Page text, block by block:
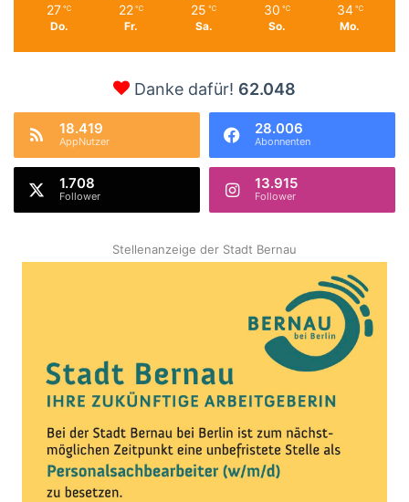
27 ℃
Do.
22 ℃
Fr.
25 ℃
Sa.
30 ℃
So.
34 ℃
Mo.
Danke dafür! 62.048
18.419
AppNutzer
28.006
Abonnenten
1.708
Follower
13.915
Follower
Stellenanzeige der Stadt Bernau